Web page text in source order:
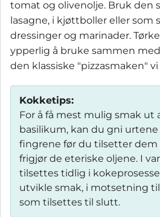
tomat og olivenolje. Bruk den
lasagne, i kjøttboller eller som
dressinger og marinader.
ypperlig å bruke sammen
den klassiske "pizzasmaken" vi
Kokketips:
For å få mest mulig smak ut
basilikum, kan du gni
fingrene før du tilsetter dem
frigjør de eteriske oljene. I
tilsettes tidlig i
utvikle smak, i motsetning
som tilsettes til slutt.